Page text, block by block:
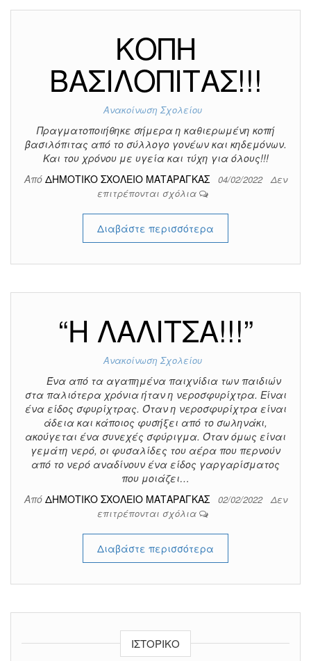
ΚΟΠΗ
ΒΑΣΙΛΟΠΙΤΑΣ!!!
Ανακοίνωση Σχολείου
Πραγματοποιήθηκε σήμερα η καθιερωμένη κοπή
βασιλόπιτας από το σύλλογο γονέων και κηδεμόνων.
Και του χρόνου με υγεία και τύχη για όλους!!!
Από ΔΗΜΟΤΙΚΟ ΣΧΟΛΕΙΟ ΜΑΤΑΡΑΓΚΑΣ 04/02/2022 Δεν
επιτρέπονται σχόλια
Διαβάστε περισσότερα
“Η ΛΑΛΙΤΣΑ!!!”
Ανακοίνωση Σχολείου
Ένα από τα αγαπημένα παιχνίδια των παιδιών
στα παλιότερα χρόνια ήταν η νεροσφυρίχτρα. Είναι
ένα είδος σφυρίχτρας. Όταν η νεροσφυρίχτρα είναι
άδεια και κάποιος φυσήξει από το σωληνάκι,
ακούγεται ένα συνεχές σφύριγμα. Όταν όμως είναι
γεμάτη νερό, οι φυσαλίδες του αέρα που περνούν
από το νερό αναδίνουν ένα είδος γαργαρίσματος
που μοιάζει…
Από ΔΗΜΟΤΙΚΟ ΣΧΟΛΕΙΟ ΜΑΤΑΡΑΓΚΑΣ 02/02/2022 Δεν
επιτρέπονται σχόλια
Διαβάστε περισσότερα
ΙΣΤΟΡΙΚΌ